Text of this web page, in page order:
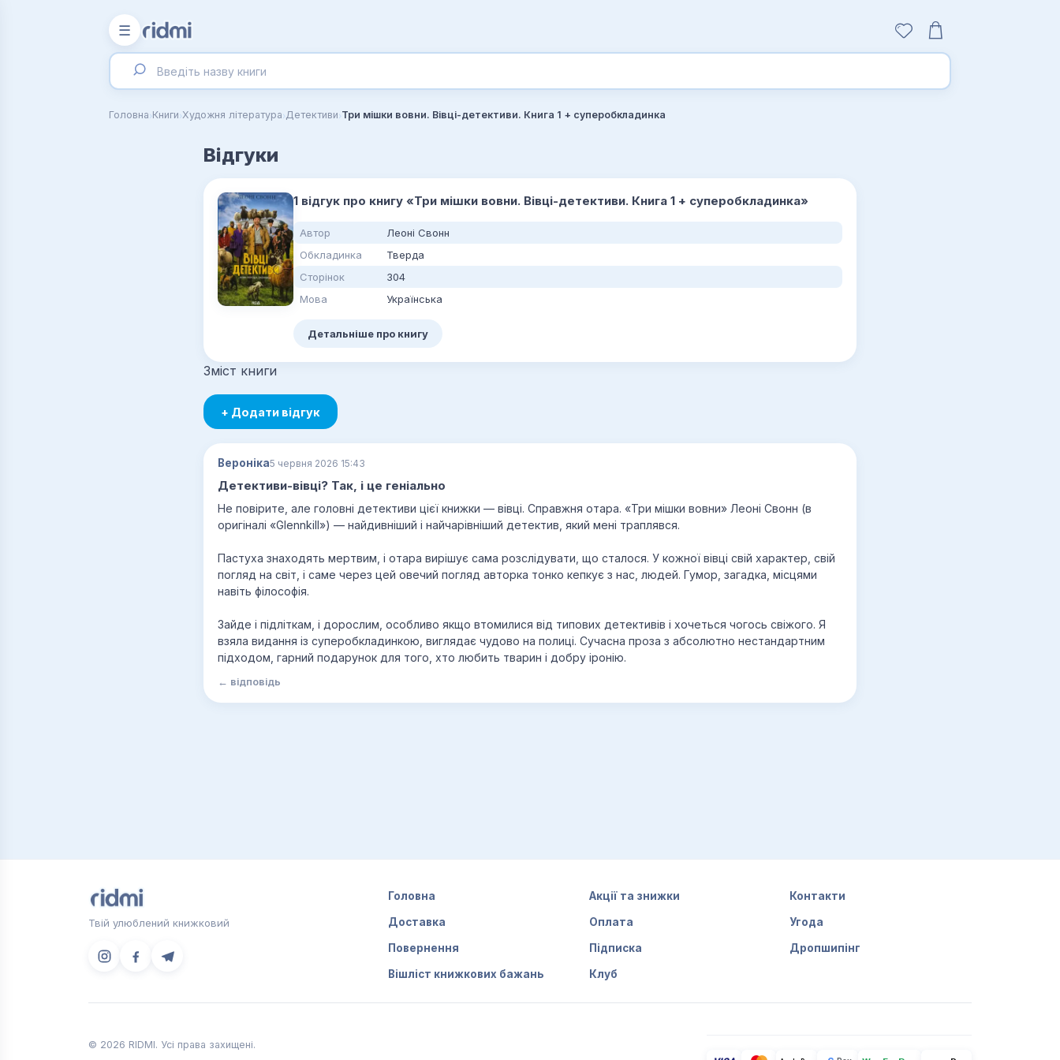
☰
Головна›Книги›Художня література›Детективи›Три мішки вовни. Вівці-детективи. Книга 1 + суперобкладинка
Відгуки
1 відгук про книгу «Три мішки вовни. Вівці-детективи. Книга 1 + суперобкладинка»
Автор
Леоні Свонн
Обкладинка
Тверда
Сторінок
304
Мова
Українська
Детальніше про книгу
Зміст книги
+ Додати відгук
Вероніка5 червня 2026 15:43
Детективи-вівці? Так, і це геніально
Не повірите, але головні детективи цієї книжки — вівці. Справжня отара. «Три мішки вовни» Леоні Свонн (в
оригіналі «Glennkill») — найдивніший і найчарівніший детектив, який мені траплявся.
Пастуха знаходять мертвим, і отара вирішує сама розслідувати, що сталося. У кожної вівці свій характер, свій
погляд на світ, і саме через цей овечий погляд авторка тонко кепкує з нас, людей. Гумор, загадка, місцями
навіть філософія.
Зайде і підліткам, і дорослим, особливо якщо втомилися від типових детективів і хочеться чогось свіжого. Я
взяла видання із суперобкладинкою, виглядає чудово на полиці. Сучасна проза з абсолютно нестандартним
підходом, гарний подарунок для того, хто любить тварин і добру іронію.
← відповідь
Твій улюблений книжковий
Головна Акції та знижки Контакти
Доставка Оплата Угода
Повернення Підписка Дропшипінг
Вішліст книжкових бажань Клуб
© 2026 RIDMI. Усі права захищені.